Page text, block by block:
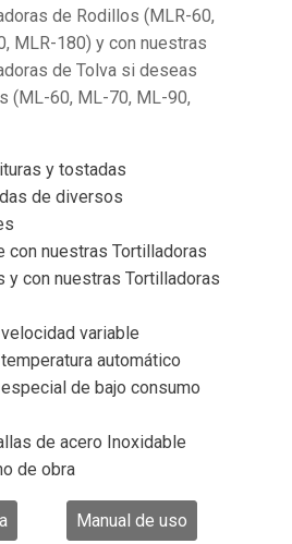
de Rodillos (MLR-60,
MLR-180) y con nuestras
de Tolva si deseas
(ML-60, ML-70, ML-90,
y tostadas
de diversos
con nuestras Tortilladoras
y con nuestras Tortilladoras
variable
automático
de bajo consumo
de acero Inoxidable
de obra
Manual de uso